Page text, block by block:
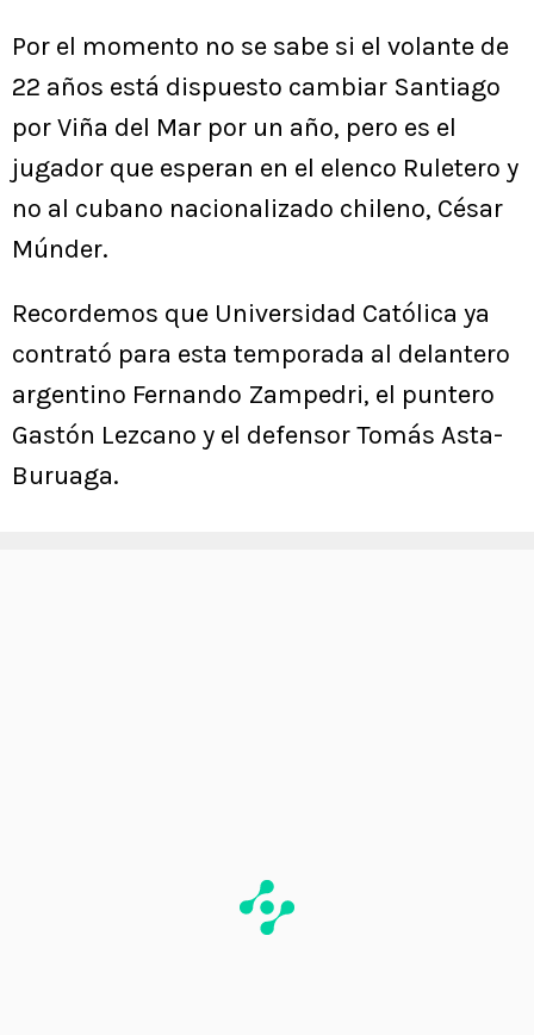
Por el momento no se sabe si el volante de
22 años está dispuesto cambiar Santiago
por Viña del Mar por un año, pero es el
jugador que esperan en el elenco Ruletero y
no al cubano nacionalizado chileno, César
Múnder.
Recordemos que Universidad Católica ya
contrató para esta temporada al delantero
argentino Fernando Zampedri, el puntero
Gastón Lezcano y el defensor Tomás Asta-
Buruaga.